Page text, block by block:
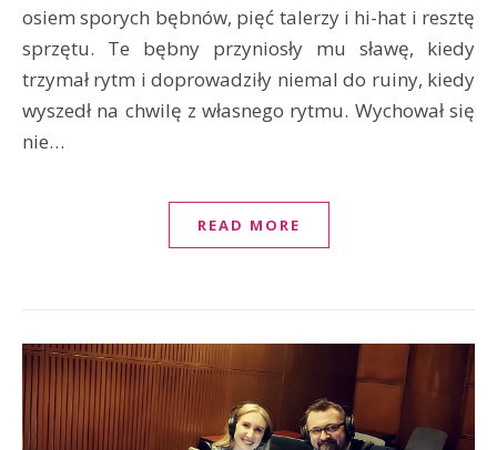
osiem sporych bębnów, pięć talerzy i hi-hat i resztę
sprzętu. Te bębny przyniosły mu sławę, kiedy
trzymał rytm i doprowadziły niemal do ruiny, kiedy
wyszedł na chwilę z własnego rytmu. Wychował się
nie…
READ MORE